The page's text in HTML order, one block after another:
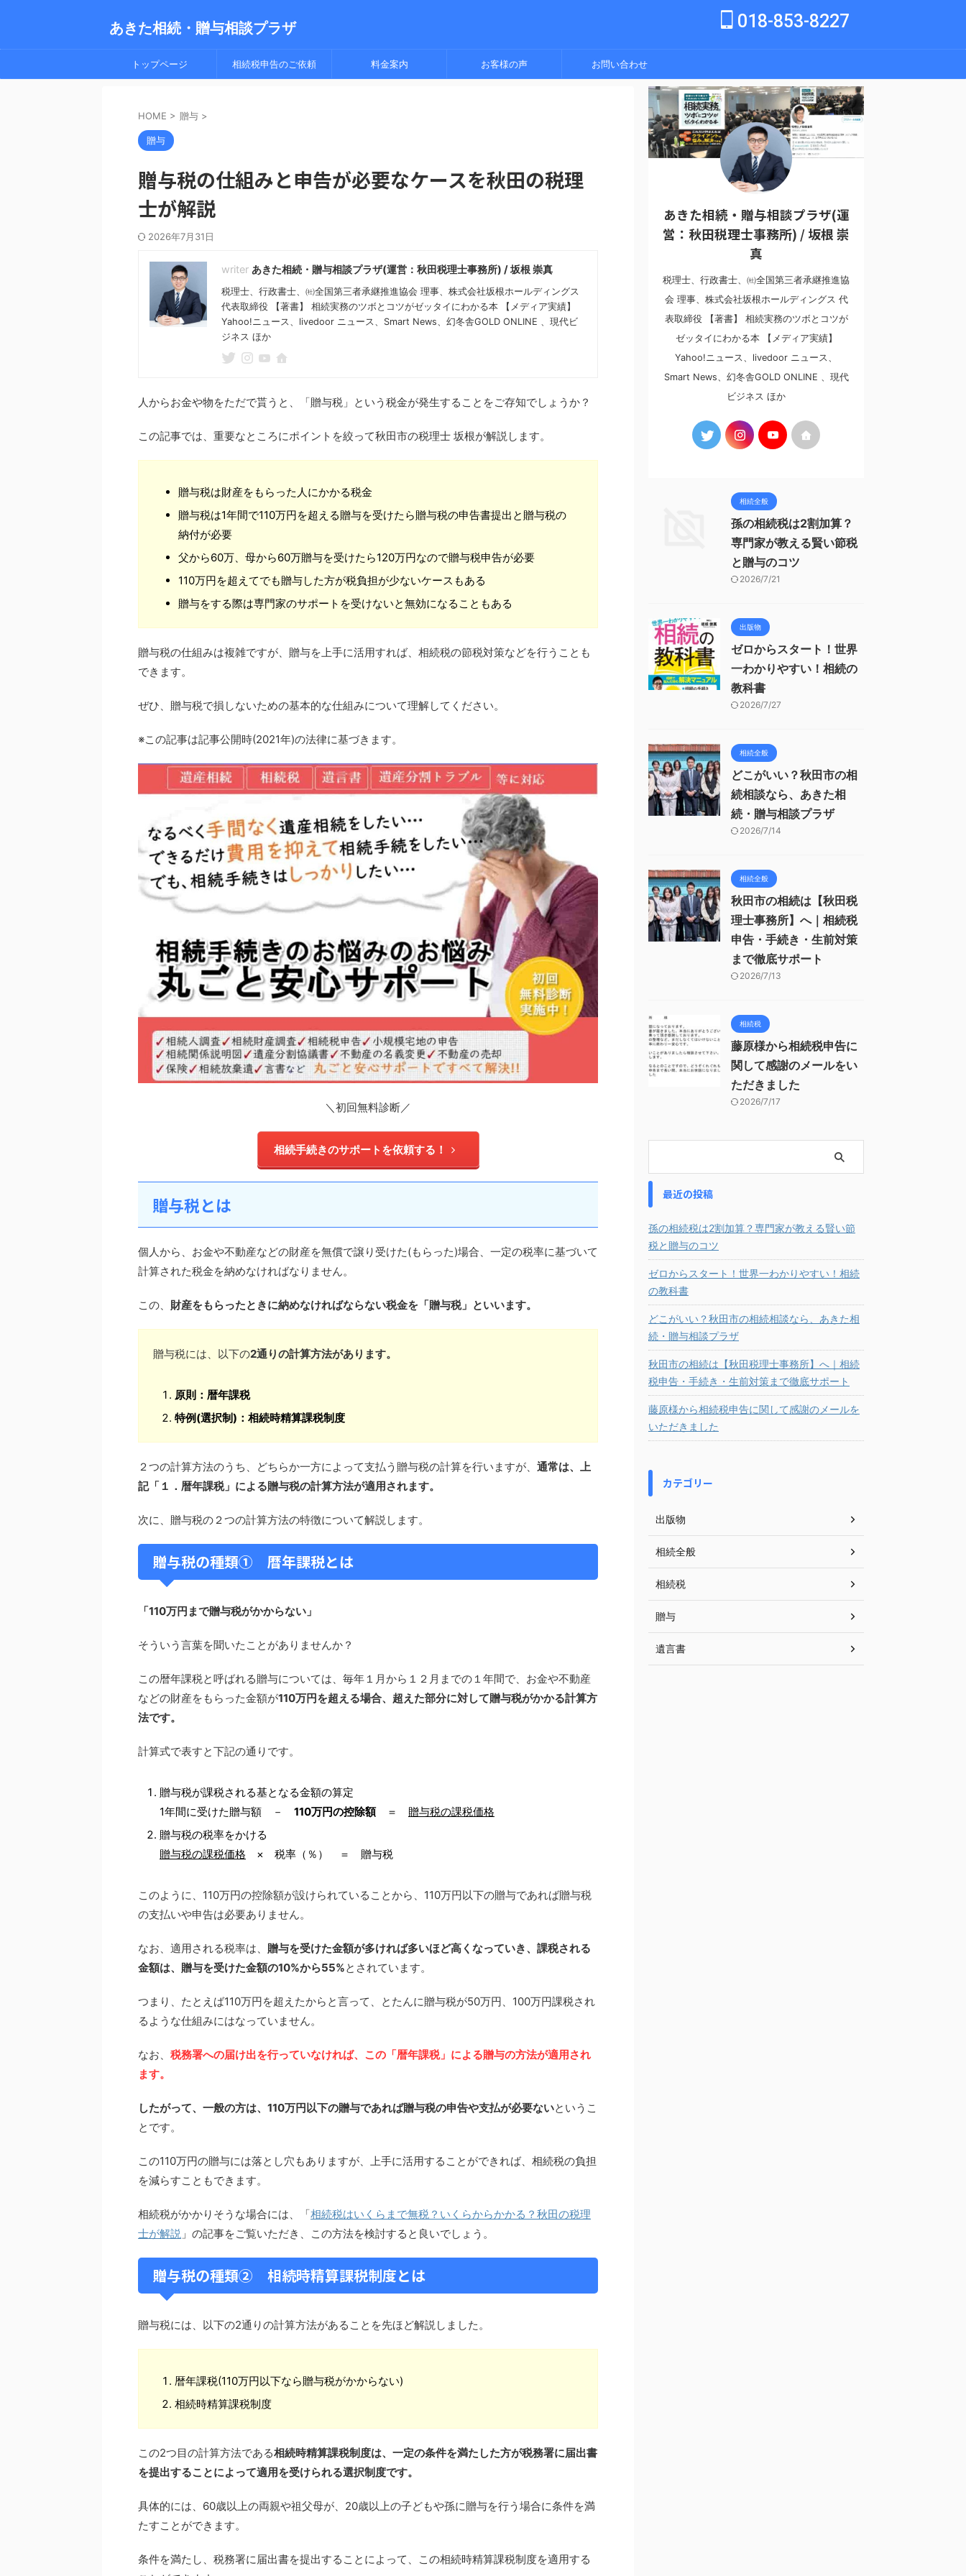
あきた相続・贈与相談プラザ 018-853-8227
トップページ 相続税申告のご依頼 料金案内 お客様の声 お問い合わせ
HOME > 贈与 >
贈与
贈与税の仕組みと申告が必要なケースを秋田の税理
士が解説
2026年7月31日
あきた相続・贈与相談プラザ(運営：秋田税理士事務所) / 坂根 崇真
税理士、行政書士、㈳全国第三者承継推進協会 理事、株式会社坂根ホールディングス
代表取締役 【著書】 相続実務のツボとコツがゼッタイにわかる本 【メディア実績】
Yahoo!ニュース、livedoor ニュース、Smart News、幻冬舎GOLD ONLINE 、現代ビ
ジネス ほか
人からお金や物をただで貰うと、「贈与税」という税金が発生することをご存知でしょうか？
この記事では、重要なところにポイントを絞って秋田市の税理士 坂根が解説します。
贈与税は財産をもらった人にかかる税金
贈与税は1年間で110万円を超える贈与を受けたら贈与税の申告書提出と贈与税の
納付が必要
父から60万、母から60万贈与を受けたら120万円なので贈与税申告が必要
110万円を超えてでも贈与した方が税負担が少ないケースもある
贈与をする際は専門家のサポートを受けないと無効になることもある
贈与税の仕組みは複雑ですが、贈与を上手に活用すれば、相続税の節税対策などを行うことも
できます。
ぜひ、贈与税で損しないための基本的な仕組みについて理解してください。
※この記事は記事公開時(2021年)の法律に基づきます。
＼初回無料診断／
相続手続きのサポートを依頼する！
贈与税とは
個人から、お金や不動産などの財産を無償で譲り受けた(もらった)場合、一定の税率に基づいて
計算された税金を納めなければなりません。
この、 財産をもらったときに納めなければならない税金を「贈与税」といいます。
贈与税には、以下の2通りの計算方法があります。
原則：暦年課税
特例(選択制)：相続時精算課税制度
２つの計算方法のうち、どちらか一方によって支払う贈与税の計算を行いますが、 通常は、上
記「１．暦年課税」による贈与税の計算方法が適用されます。
次に、贈与税の２つの計算方法の特徴について解説します。
贈与税の種類① 暦年課税とは
「110万円まで贈与税がかからない」
そういう言葉を聞いたことがありませんか？
この暦年課税と呼ばれる贈与については、毎年１月から１２月までの１年間で、お金や不動産
などの財産をもらった金額が110万円を超える場合、超えた部分に対して贈与税がかかる計算方
法です。
計算式で表すと下記の通りです。
贈与税が課税される基となる金額の算定
1年間に受けた贈与額 － 110万円の控除額＝ 贈与税の課税価格
贈与税の税率をかける
贈与税の課税価格 × 税率（％） ＝ 贈与税
このように、110万円の控除額が設けられていることから、110万円以下の贈与であれば贈与税
の支払いや申告は必要ありません。
なお、適用される税率は、 贈与を受けた金額が多ければ多いほど高くなっていき、課税される
金額は、贈与を受けた金額の10%から55%とされています。
つまり、たとえば110万円を超えたからと言って、とたんに贈与税が50万円、100万円課税され
るような仕組みにはなっていません。
なお、 税務署への届け出を行っていなければ、この「暦年課税」による贈与の方法が適用され
ます。
したがって、一般の方は、110万円以下の贈与であれば贈与税の申告や支払が必要ないというこ
とです。
この110万円の贈与には落とし穴もありますが、上手に活用することができれば、相続税の負担
を減らすこともできます。
相続税がかかりそうな場合には、「相続税はいくらまで無税？いくらからかかる？秋田の税理
士が解説 」の記事をご覧いただき、この方法を検討すると良いでしょう。
贈与税の種類② 相続時精算課税制度とは
贈与税には、以下の2通りの計算方法があることを先ほど解説しました。
暦年課税(110万円以下なら贈与税がかからない)
相続時精算課税制度
この2つ目の計算方法である相続時精算課税制度は、一定の条件を満たした方が税務署に届出書
を提出することによって適用を受けられる選択制度です。
具体的には、60歳以上の両親や祖父母が、20歳以上の子どもや孫に贈与を行う場合に条件を満
たすことができます。
条件を満たし、税務署に届出書を提出することによって、この相続時精算課税制度を適用する
あきた相続・贈与相談プラザ(運
営：秋田税理士事務所) / 坂根 崇
真
税理士、行政書士、㈳全国第三者承継推進協
会 理事、株式会社坂根ホールディングス 代
表取締役 【著書】 相続実務のツボとコツが
ゼッタイにわかる本 【メディア実績】
Yahoo!ニュース、livedoor ニュース、
Smart News、幻冬舎GOLD ONLINE 、現代
ビジネス ほか
相続全般
孫の相続税は2割加算？
専門家が教える賢い節税
と贈与のコツ
2026/7/21
出版物
ゼロからスタート！世界
一わかりやすい！相続の
教科書
2026/7/27
相続全般
どこがいい？秋田市の相
続相談なら、あきた相
続・贈与相談プラザ
2026/7/14
相続全般
秋田市の相続は【秋田税
理士事務所】へ｜相続税
申告・手続き・生前対策
まで徹底サポート
2026/7/13
相続税
藤原様から相続税申告に
関して感謝のメールをい
ただきました
2026/7/17
最近の投稿
孫の相続税は2割加算？専門家が教える賢い節
税と贈与のコツ
ゼロからスタート！世界一わかりやすい！相続
の教科書
どこがいい？秋田市の相続相談なら、あきた相
続・贈与相談プラザ
秋田市の相続は【秋田税理士事務所】へ｜相続
税申告・手続き・生前対策まで徹底サポート
藤原様から相続税申告に関して感謝のメールを
いただきました
カテゴリー
出版物
相続全般
相続税
贈与
遺言書